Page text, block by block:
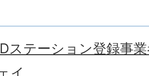
ステーション登録事